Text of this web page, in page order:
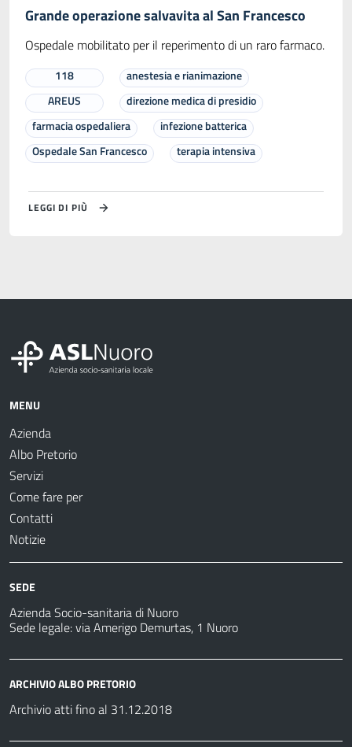
Grande operazione salvavita al San Francesco
Ospedale mobilitato per il reperimento di un raro farmaco.
118
anestesia e rianimazione
AREUS
direzione medica di presidio
farmacia ospedaliera
infezione batterica
Ospedale San Francesco
terapia intensiva
LEGGI DI PIÙ
MENU
Azienda
Albo Pretorio
Servizi
Come fare per
Contatti
Notizie
SEDE
Azienda Socio-sanitaria di Nuoro
Sede legale: via Amerigo Demurtas, 1 Nuoro
ARCHIVIO ALBO PRETORIO
Archivio atti fino al 31.12.2018